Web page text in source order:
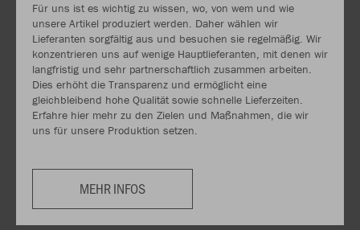
Für uns ist es wichtig zu wissen, wo, von wem und wie
unsere Artikel produziert werden. Daher wählen wir
Lieferanten sorgfältig aus und besuchen sie regelmäßig. Wir
konzentrieren uns auf wenige Hauptlieferanten, mit denen wir
langfristig und sehr partnerschaftlich zusammen arbeiten.
Dies erhöht die Transparenz und ermöglicht eine
gleichbleibend hohe Qualität sowie schnelle Lieferzeiten.
Erfahre hier mehr zu den Zielen und Maßnahmen, die wir
uns für unsere Produktion setzen.
MEHR INFOS